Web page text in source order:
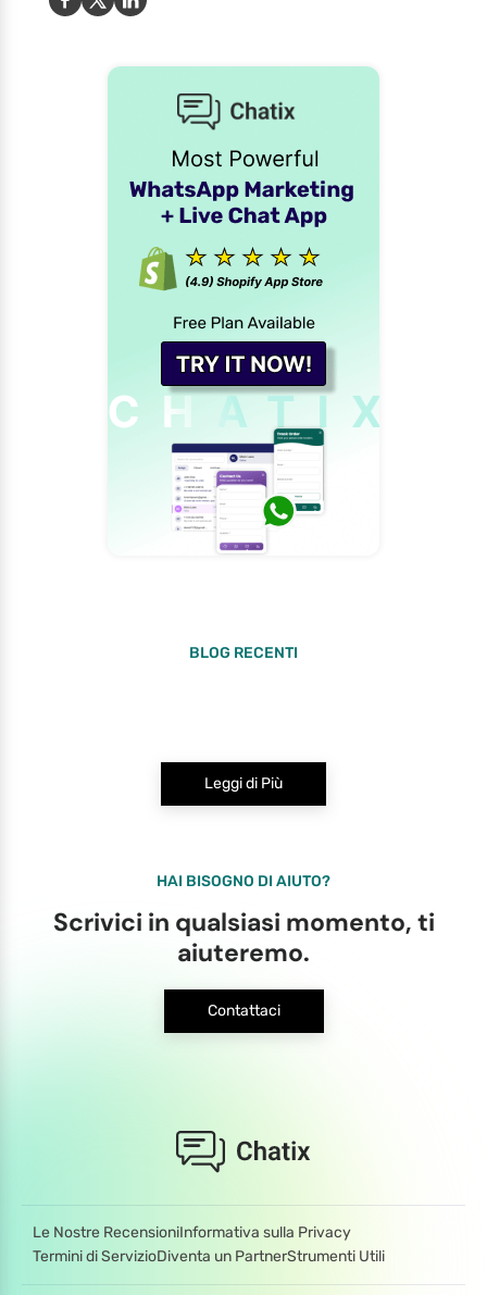
BLOG RECENTI
Leggi di Più
HAI BISOGNO DI AIUTO?
Scrivici in qualsiasi momento, ti
aiuteremo.
Contattaci
Le Nostre RecensioniInformativa sulla Privacy
Termini di ServizioDiventa un PartnerStrumenti Utili